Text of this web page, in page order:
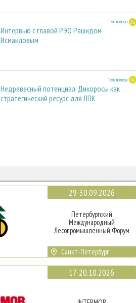
Тема номера
Интервью с главой РЭО Рашидом
Исмаиловым
Тема номера
Недревесный потенциал. Дикоросы как
стратегический ресурс для ЛПК
29-30.09.2026
Петербургский
Международный
Лесопромышленный Форум
Санкт-Петербург
17-20.10.2026